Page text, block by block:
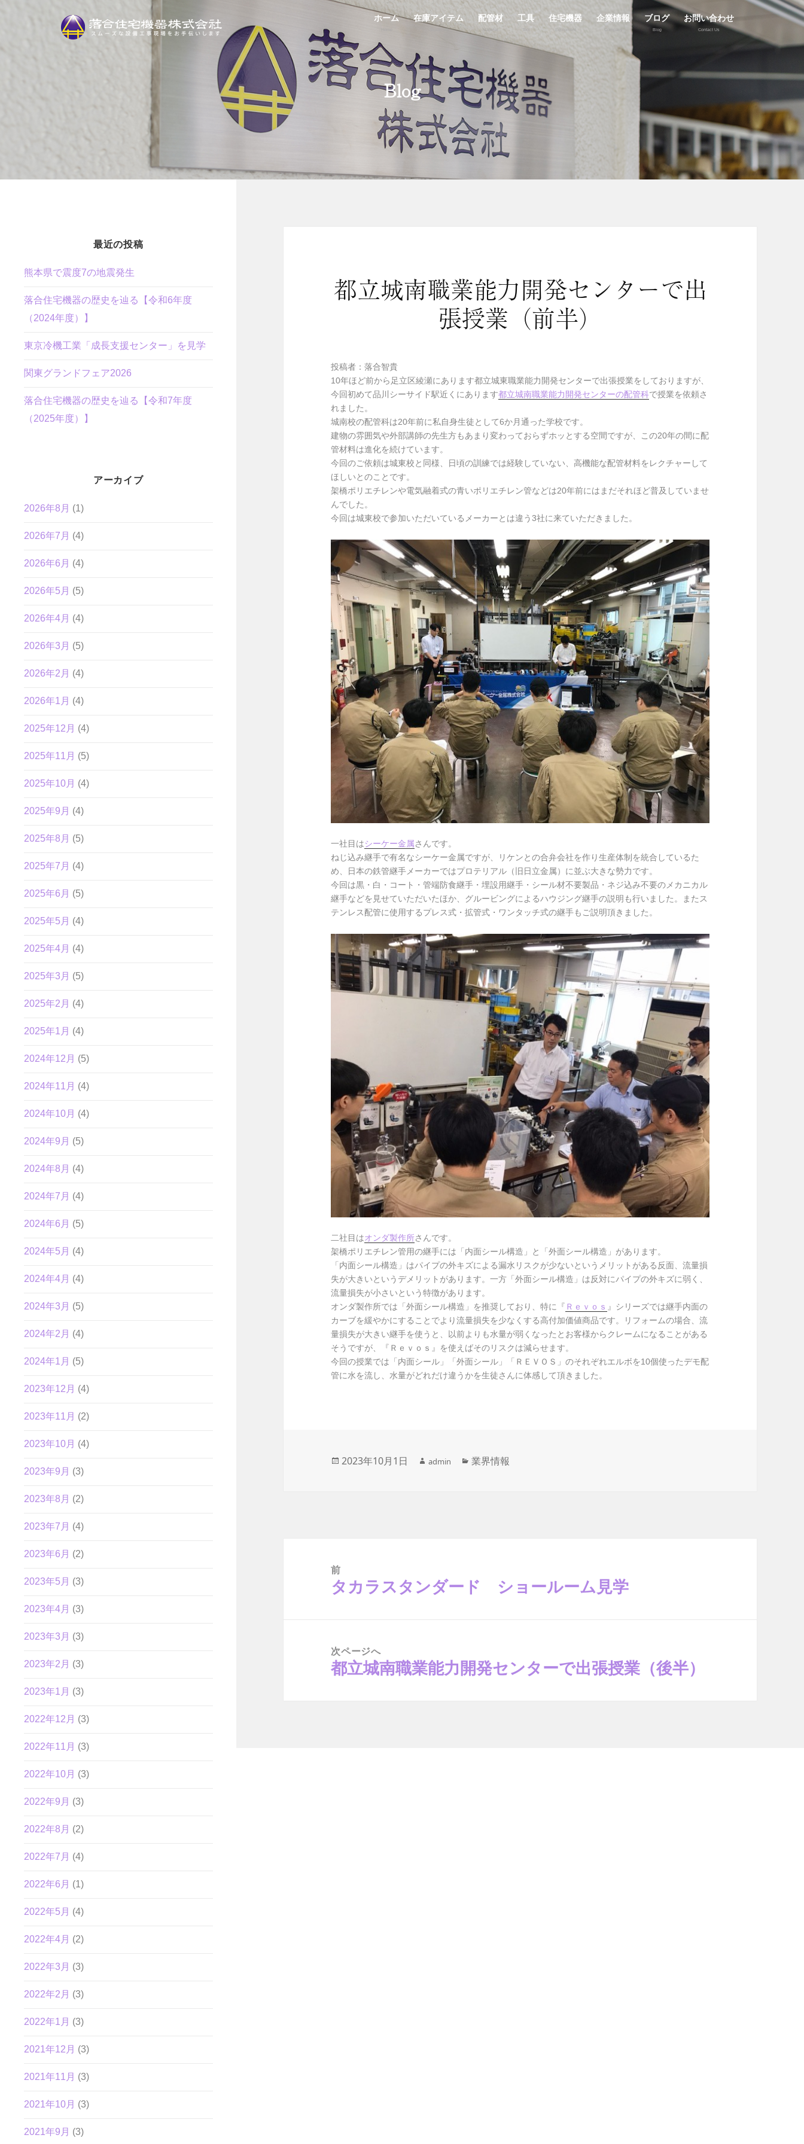
ホーム 在庫アイテム
StockList
配管材 工具 住宅機器 企業情報 ブログ
Blog
お問い合わせ
Contact Us
Blog
最近の投稿
熊本県で震度7の地震発生
落合住宅機器の歴史を辿る【令和6年度
（2024年度）】
東京冷機工業「成長支援センター」を見学
関東グランドフェア2026
落合住宅機器の歴史を辿る【令和7年度
（2025年度）】
アーカイブ
2026年8月 (1)
2026年7月 (4)
2026年6月 (4)
2026年5月 (5)
2026年4月 (4)
2026年3月 (5)
2026年2月 (4)
2026年1月 (4)
2025年12月 (4)
2025年11月 (5)
2025年10月 (4)
2025年9月 (4)
2025年8月 (5)
2025年7月 (4)
2025年6月 (5)
2025年5月 (4)
2025年4月 (4)
2025年3月 (5)
2025年2月 (4)
2025年1月 (4)
2024年12月 (5)
2024年11月 (4)
2024年10月 (4)
2024年9月 (5)
2024年8月 (4)
2024年7月 (4)
2024年6月 (5)
2024年5月 (4)
2024年4月 (4)
2024年3月 (5)
2024年2月 (4)
2024年1月 (5)
2023年12月 (4)
2023年11月 (2)
2023年10月 (4)
2023年9月 (3)
2023年8月 (2)
2023年7月 (4)
2023年6月 (2)
2023年5月 (3)
2023年4月 (3)
2023年3月 (3)
2023年2月 (3)
2023年1月 (3)
2022年12月 (3)
2022年11月 (3)
2022年10月 (3)
2022年9月 (3)
2022年8月 (2)
2022年7月 (4)
2022年6月 (1)
2022年5月 (4)
2022年4月 (2)
2022年3月 (3)
2022年2月 (3)
2022年1月 (3)
2021年12月 (3)
2021年11月 (3)
2021年10月 (3)
2021年9月 (3)
都立城南職業能力開発センターで出
張授業（前半）
投稿者：落合智貴
10年ほど前から足立区綾瀬にあります都立城東職業能力開発センターで出張授業をしておりますが、
今回初めて品川シーサイド駅近くにあります都立城南職業能力開発センターの配管科で授業を依頼さ
れました。
城南校の配管科は20年前に私自身生徒として6か月通った学校です。
建物の雰囲気や外部講師の先生方もあまり変わっておらずホッとする空間ですが、この20年の間に配
管材料は進化を続けています。
今回のご依頼は城東校と同様、日頃の訓練では経験していない、高機能な配管材料をレクチャーして
ほしいとのことです。
架橋ポリエチレンや電気融着式の青いポリエチレン管などは20年前にはまだそれほど普及していませ
んでした。
今回は城東校で参加いただいているメーカーとは違う3社に来ていただきました。
一社目はシーケー金属さんです。
ねじ込み継手で有名なシーケー金属ですが、リケンとの合弁会社を作り生産体制を統合しているた
め、日本の鉄管継手メーカーではプロテリアル（旧日立金属）に並ぶ大きな勢力です。
今回は黒・白・コート・管端防食継手・埋設用継手・シール材不要製品・ネジ込み不要のメカニカル
継手などを見せていただいたほか、グルービングによるハウジング継手の説明も行いました。またス
テンレス配管に使用するプレス式・拡管式・ワンタッチ式の継手もご説明頂きました。
二社目はオンダ製作所さんです。
架橋ポリエチレン管用の継手には「内面シール構造」と「外面シール構造」があります。
「内面シール構造」はパイプの外キズによる漏水リスクが少ないというメリットがある反面、流量損
失が大きいというデメリットがあります。一方「外面シール構造」は反対にパイプの外キズに弱く、
流量損失が小さいという特徴があります。
オンダ製作所では「外面シール構造」を推奨しており、特に『 Ｒｅｖｏｓ 』シリーズでは継手内面の
カーブを緩やかにすることでより流量損失を少なくする高付加価値商品です。リフォームの場合、流
量損失が大きい継手を使うと、以前よりも水量が弱くなったとお客様からクレームになることがある
そうですが、『Ｒｅｖｏｓ』を使えばそのリスクは減らせます。
今回の授業では「内面シール」「外面シール」「ＲＥＶＯＳ」のそれぞれエルボを10個使ったデモ配
管に水を流し、水量がどれだけ違うかを生徒さんに体感して頂きました。
投
2023年10月1日
作
admin
カ
業界情報
前
前
の
タカラスタンダード ショールーム見学
次ページへ
次
の
都立城南職業能力開発センターで出張授業（後半）